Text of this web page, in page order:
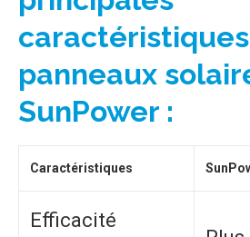
panneaux
SunPower :
Caractéristiques
Efficacité